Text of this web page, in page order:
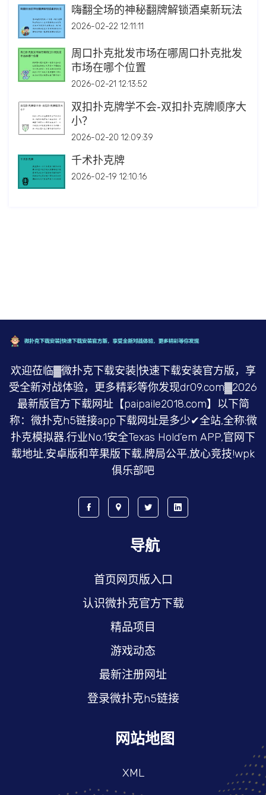
嗨翻全场的神秘翻牌解锁酒桌新玩法
2026-02-22 12:11:11
周口扑克批发市场在哪周口扑克批发
市场在哪个位置
2026-02-21 12:13:52
双扣扑克牌学不会-双扣扑克牌顺序大
小？
2026-02-20 12:09:39
千术扑克牌
2026-02-19 12:10:16
欢迎莅临▓微扑克下载安装|快速下载安装官方版，享
受全新对战体验，更多精彩等你发现dr09.com▓2026
最新版官方下载网址【paipaile2018.com】以下简
称：微扑克h5链接app下载网址是多少✔全站,全称:微
扑克模拟器,行业No.1安全Texas Hold’em APP,官网下
载地址,安卓版和苹果版下载,牌局公平,放心竞技!wpk
俱乐部吧
导航
首页网页版入口
认识微扑克官方下载
精品项目
游戏动态
最新注册网址
登录微扑克h5链接
网站地图
XML